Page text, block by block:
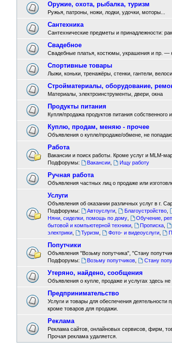
Оружие, охота, рыбалка, туризм
Ружья, патроны, ножи, лодки, удочки, моторы...
Сантехника
Сантехнические предметы и принадлежности:
Свадебное
Свадебные платья, костюмы, украшения и пр. —
Спортивные товары
Лыжи, коньки, тренажёры, стенки, гантели,
Стройматериалы, оборудование,
Материалы, электроинструменты, двери, окна
Продукты питания
Купля/продажа продуктов питания
Куплю, продам, меняю - прочее
Объявления о купле/продаже/обмене, не
Работа
Вакансии и поиск работы. Кроме услуг и MLM-
Подфорумы:
Вакансии Ищу работу
Ручная работа
Объявления частных лиц о продаже или
Услуги
Объявления об оказании различных услуг в г.
Подфорумы:
Автоуслуги Благоустройство
Няни, сиделки, помощь по дому, Обучение,
бытовой и компьютерной техники, Прописка
электрики, Туризм Фото- и видеоуслуги
Попутчики
Объявления "Возьму попутчика", "Стану
Подфорумы:
Возьму попутчиков Стану
Утеряно, найдено, сообщения
Объявления о купле, продаже и услугах здесь
Предпринимательство
Услуги и товары для обеспечения деятельности
кроме товаров для продажи.
Реклама
Реклама сайтов, онлайновых сервисов, фирм,
Прочая реклама удаляется.